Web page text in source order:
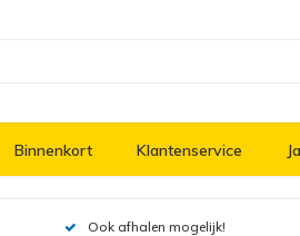
Binnenkort Klantenservice
Ook afhalen mogelijk!